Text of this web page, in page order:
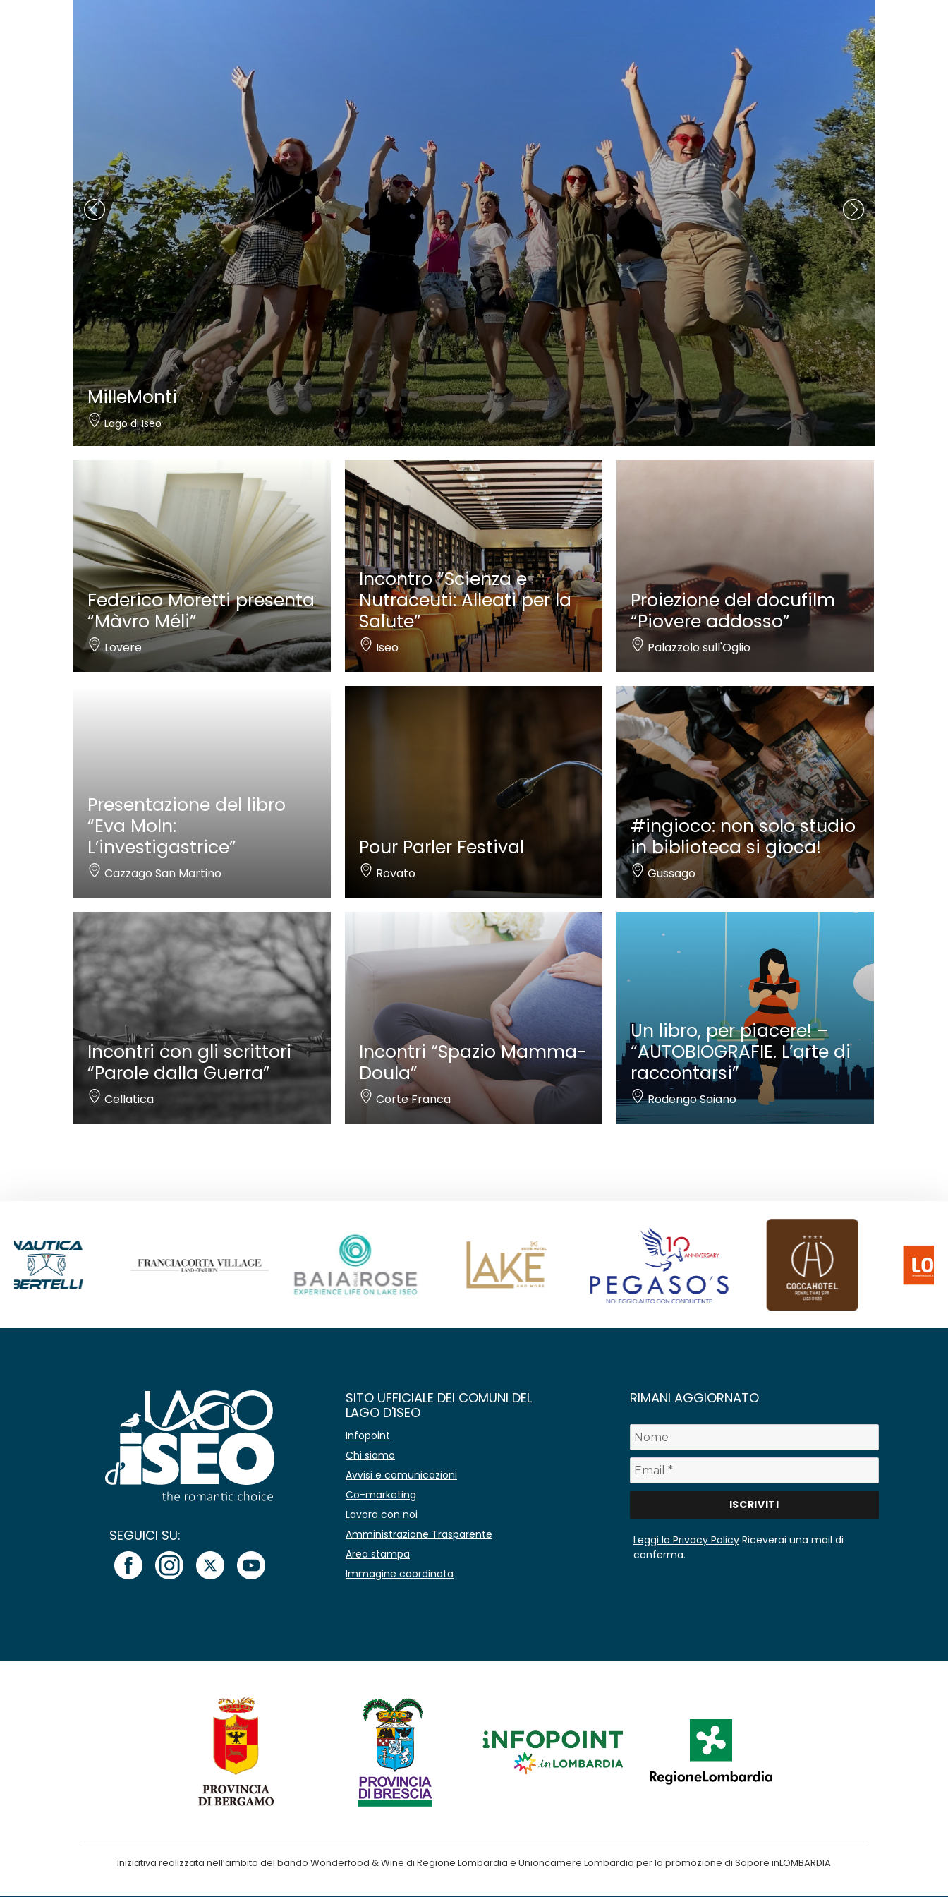
MilleMonti
Lago di Iseo
Federico Moretti presenta
“Màvro Méli”
Lovere
Incontro “Scienza e
Nutraceuti: Alleati per la
Salute”
Iseo
Proiezione del docufilm
“Piovere addosso”
Palazzolo sull'Oglio
Presentazione del libro
“Eva Moln:
L’investigastrice”
Cazzago San Martino
Pour Parler Festival
Rovato
#ingioco: non solo studio
in biblioteca si gioca!
Gussago
Incontri con gli scrittori
“Parole dalla Guerra”
Cellatica
Incontri “Spazio Mamma-
Doula”
Corte Franca
Un libro, per piacere! –
“AUTOBIOGRAFIE. L’arte di
raccontarsi”
Rodengo Saiano
SEGUICI SU:
SITO UFFICIALE DEI COMUNI DEL
LAGO D'ISEO
Infopoint
Chi siamo
Avvisi e comunicazioni
Co-marketing
Lavora con noi
Amministrazione Trasparente
Area stampa
Immagine coordinata
RIMANI AGGIORNATO
Leggi la Privacy PolicyRiceverai una mail di
conferma.
Iniziativa realizzata nell’ambito del bando Wonderfood & Wine di Regione Lombardia e Unioncamere Lombardia per la promozione di Sapore inLOMBARDIA